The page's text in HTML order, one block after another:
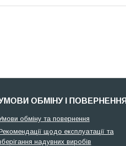
ОБМІНУ І ПОВЕРНЕННЯ
обміну та повернення
щодо експлуатації та
надувних виробів